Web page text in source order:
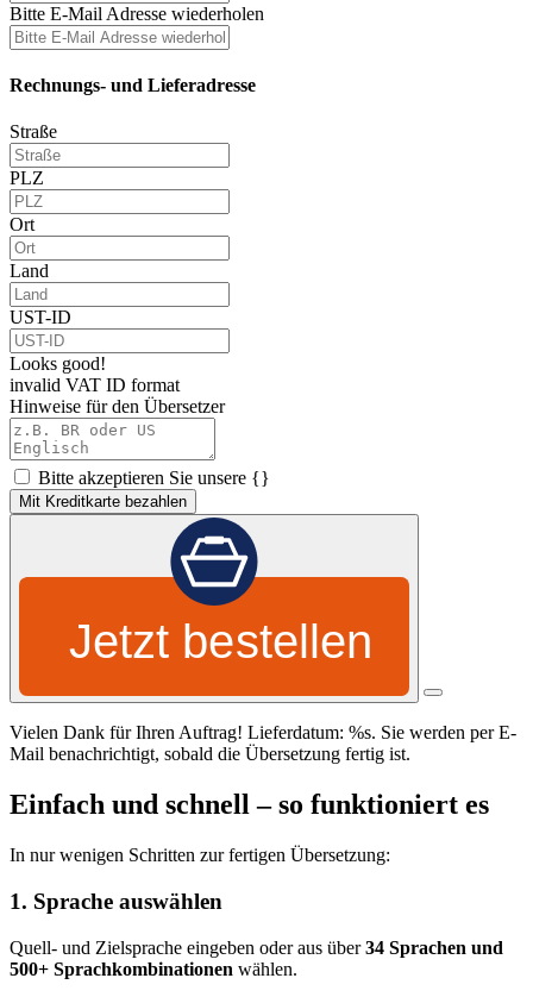
Bitte E-Mail Adresse wiederholen
Rechnungs- und Lieferadresse
Straße
PLZ
Ort
Land
UST-ID
Looks good!
invalid VAT ID format
Hinweise für den Übersetzer
Bitte akzeptieren Sie unsere {}
Mit Kreditkarte bezahlen
Jetzt bestellen
Vielen Dank für Ihren Auftrag! Lieferdatum: %s. Sie werden per E-
Mail benachrichtigt, sobald die Übersetzung fertig ist.
Einfach und schnell – so funktioniert es
In nur wenigen Schritten zur fertigen Übersetzung:
1. Sprache auswählen
Quell- und Zielsprache eingeben oder aus über34 Sprachen und
500+ Sprachkombinationen wählen.